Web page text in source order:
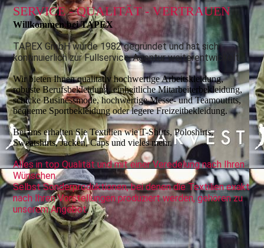
SERVICE - QUALITÄT - VERTRAUEN
Willkommen bei TAPEX
TAPEX GmbH wurde 1982 gegründet und hat sich
kontinuierlich zur Fullservice-Agentur weiterentwickelt.
Wir bieten Ihnen qualitativ hochwertige Arbeitskleidung,
robuste Berufsbekleidung, einheitliche Mitarbeiterbekleidung,
schicke Businessmode, hochwertige Messe- und Teamoutfits,
bequeme Sportbekleidung oder legere Freizeitbekleidung.
Bei uns erhalten Sie Textilien wie T-Shirts, Poloshirts,
Sweatshirts, Jacken, Caps und vieles mehr.
Alles in top Qualität und mit einer Veredelung nach Ihren
Wünschen.
Selbst Sonderproduktionen, bei denen die Textilien exakt
nach Ihren Vorstellungen produziert werden, gehören zu
unserem Angebot.